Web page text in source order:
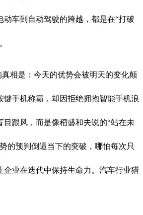
动车到自动驾驶的跨越，都是在“打破
相是：今天的优势会被明天的变化颠
键手机称霸，却因拒绝拥抱智能手机浪
目跟风，而是像稻盛和夫说的“站在未
预判倒逼当下的突破，哪怕每次只
企业在迭代中保持生命力。汽车行业猎